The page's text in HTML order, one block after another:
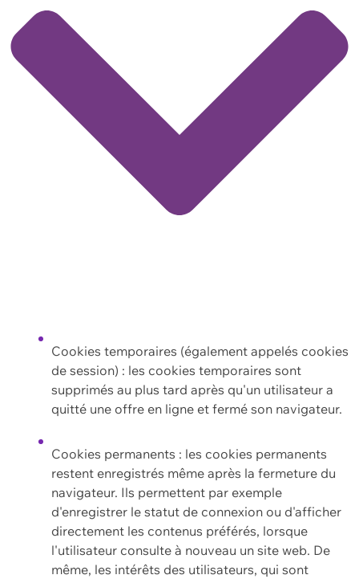
Cookies temporaires (également appelés cookies
de session) : les cookies temporaires sont
supprimés au plus tard après qu'un utilisateur a
quitté une offre en ligne et fermé son navigateur.
Cookies permanents : les cookies permanents
restent enregistrés même après la fermeture du
navigateur. Ils permettent par exemple
d'enregistrer le statut de connexion ou d'afficher
directement les contenus préférés, lorsque
l'utilisateur consulte à nouveau un site web. De
même, les intérêts des utilisateurs, qui sont